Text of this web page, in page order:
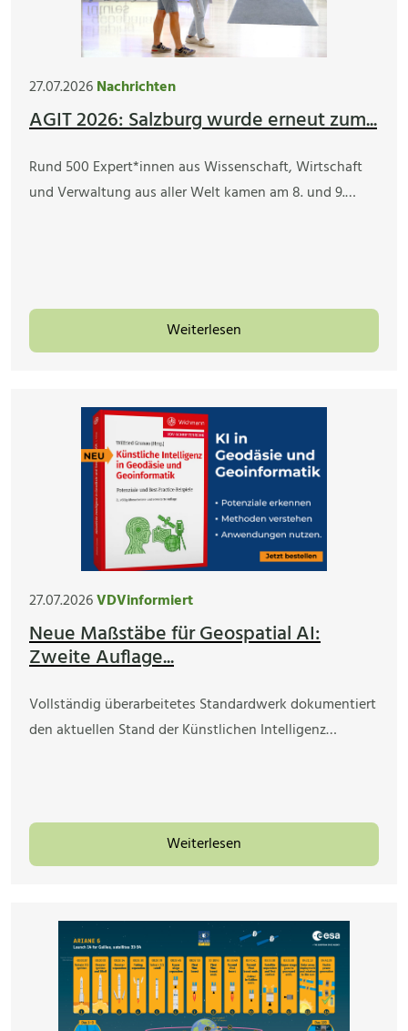
27.07.2026Nachrichten
AGIT 2026: Salzburg wurde erneut zum...
Rund 500 Expert*innen aus Wissenschaft, Wirtschaft
und Verwaltung aus aller Welt kamen am 8. und 9.…
Weiterlesen
27.07.2026VDVinformiert
Neue Maßstäbe für Geospatial AI:
Zweite Auflage...
Vollständig überarbeitetes Standardwerk dokumentiert
den aktuellen Stand der Künstlichen Intelligenz…
Weiterlesen